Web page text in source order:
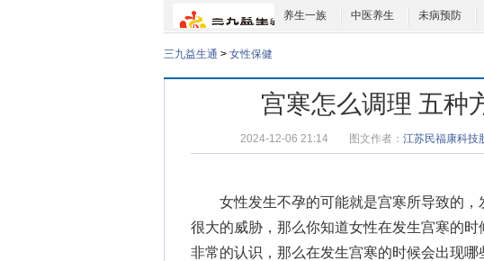
养生一族 中医养生 未病预防
三九益生通 > 女性保健
宫寒怎么调理 五种
2024-12-06 21:14 图文作者： 江苏民福康科技
女性发生不孕的可能就是宫寒所导致的，
很大的威胁，那么你知道女性在发生宫寒的
非常的认识，那么在发生宫寒的时候会出现